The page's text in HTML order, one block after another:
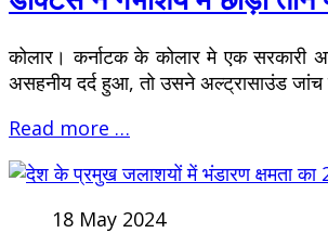
कोलार। कर्नाटक के कोलार मे एक सरकारी
असहनीय दर्द हुआ, तो उसने अल्ट्रासाउंड जांच
Read more …
18 May 2024